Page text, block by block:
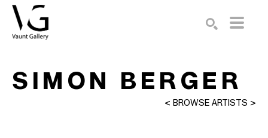
SIMON BERGER
< BROWSE ARTISTS >